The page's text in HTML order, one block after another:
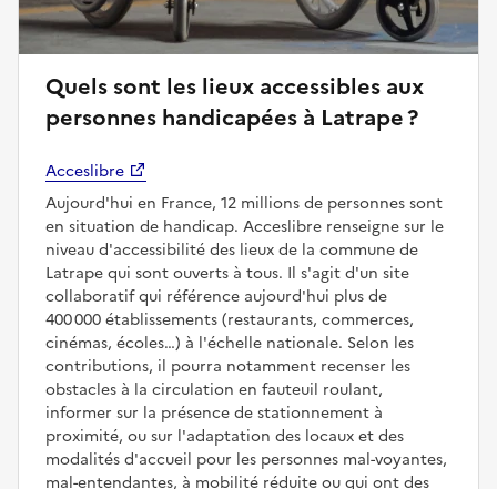
Quels sont les lieux accessibles aux
personnes handicapées à Latrape ?
Acceslibre
Aujourd'hui en France, 12 millions de personnes sont
en situation de handicap. Acceslibre renseigne sur le
niveau d'accessibilité des lieux de la commune de
Latrape qui sont ouverts à tous. Il s'agit d'un site
collaboratif qui référence aujourd'hui plus de
400 000 établissements (restaurants, commerces,
cinémas, écoles…) à l'échelle nationale. Selon les
contributions, il pourra notamment recenser les
obstacles à la circulation en fauteuil roulant,
informer sur la présence de stationnement à
proximité, ou sur l'adaptation des locaux et des
modalités d'accueil pour les personnes mal-voyantes,
mal-entendantes, à mobilité réduite ou qui ont des